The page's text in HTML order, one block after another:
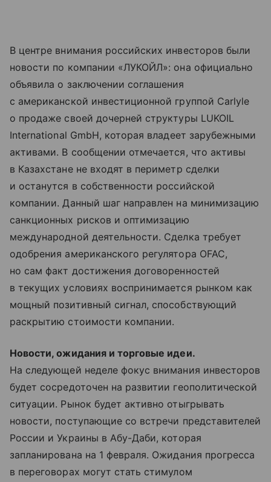
В центре внимания российских инвесторов были
новости по компании «ЛУКОЙЛ»: она официально
объявила о заключении соглашения
с американской инвестиционной группой Carlyle
о продаже своей дочерней структуры LUKOIL
International GmbH, которая владеет зарубежными
активами. В сообщении отмечается, что активы
в Казахстане не входят в периметр сделки
и останутся в собственности российской
компании. Данный шаг направлен на минимизацию
санкционных рисков и оптимизацию
международной деятельности. Сделка требует
одобрения американского регулятора OFAC,
но сам факт достижения договоренностей
в текущих условиях воспринимается рынком как
мощный позитивный сигнал, способствующий
раскрытию стоимости компании.
Новости, ожидания и торговые идеи.
На следующей неделе фокус внимания инвесторов
будет сосредоточен на развитии геополитической
ситуации. Рынок будет активно отыгрывать
новости, поступающие со встречи представителей
России и Украины в Абу-Даби, которая
запланирована на 1 февраля. Ожидания прогресса
в переговорах могут стать стимулом